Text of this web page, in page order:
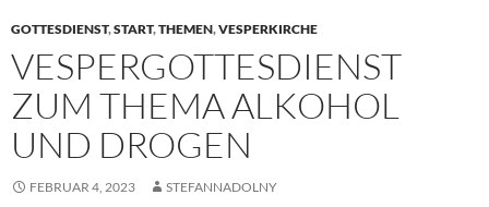
GOTTESDIENST,START,THEMEN,VESPERKIRCHE
VESPERGOTTESDIENST
ZUM THEMA ALKOHOL
UND DROGEN
FEBRUAR 4, 2023 STEFANNADOLNY